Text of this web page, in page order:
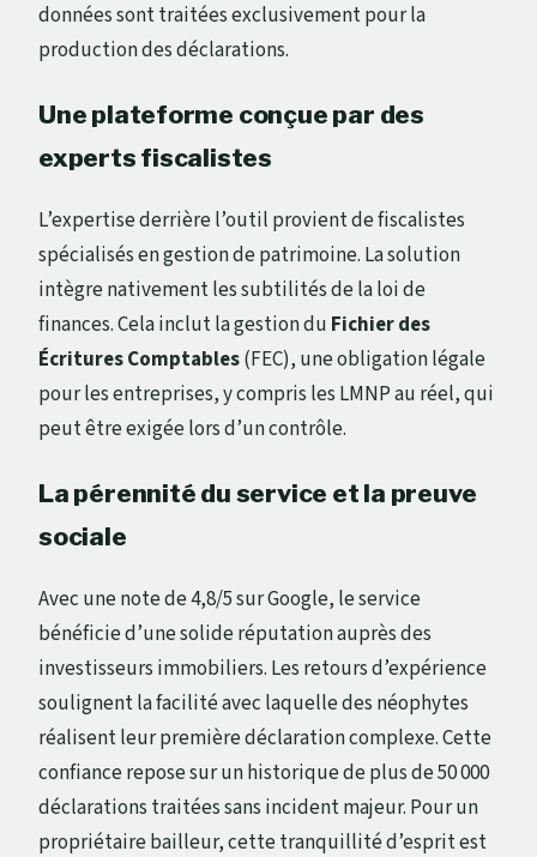
données sont traitées exclusivement pour la
production des déclarations.
Une plateforme conçue par des
experts fiscalistes
L’expertise derrière l’outil provient de fiscalistes
spécialisés en gestion de patrimoine. La solution
intègre nativement les subtilités de la loi de
finances. Cela inclut la gestion du Fichier des
Écritures Comptables(FEC), une obligation légale
pour les entreprises, y compris les LMNP au réel, qui
peut être exigée lors d’un contrôle.
La pérennité du service et la preuve
sociale
Avec une note de 4,8/5 sur Google, le service
bénéficie d’une solide réputation auprès des
investisseurs immobiliers. Les retours d’expérience
soulignent la facilité avec laquelle des néophytes
réalisent leur première déclaration complexe. Cette
confiance repose sur un historique de plus de 50 000
déclarations traitées sans incident majeur. Pour un
propriétaire bailleur, cette tranquillité d’esprit est